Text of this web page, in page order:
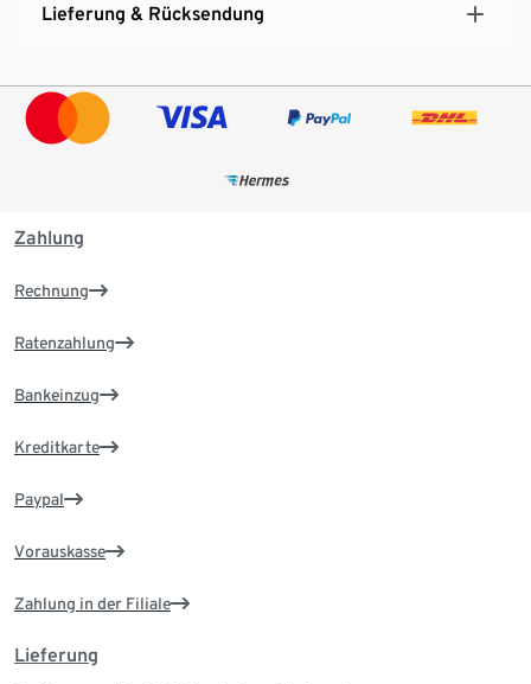
Lieferung & Rücksendung
Zahlung
Rechnung
Ratenzahlung
Bankeinzug
Kreditkarte
Paypal
Vorauskasse
Zahlung in der Filiale
Lieferung